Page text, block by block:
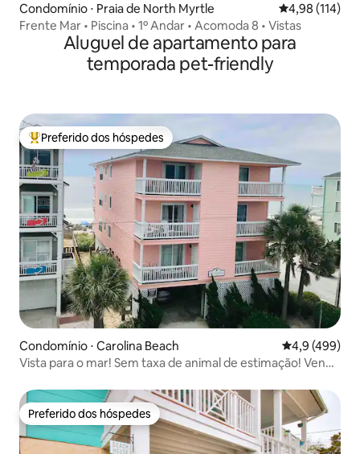
Condomínio ⋅ Praia de North Myrtle 4,98 de uma
4,98 (114)
Frente Mar • Piscina • 1º Andar • Acomoda 8 • Vistas
Aluguel de apartamento para
temporada pet-friendly
Entre os melhores preferidos dos hóspedes
Preferido dos hóspedes
Condomínio ⋅ Carolina Beach 4,9 de uma
4,9 (499)
Vista para o mar! Sem taxa de animal de estimação! Venha
Preferido dos hóspedes
Preferido dos hóspedes